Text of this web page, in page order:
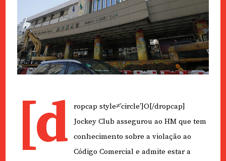
[d
ropcap style≠’circle’]O[/dropcap]
Jockey Club assegurou ao HM que tem
conhecimento sobre a violação ao
Código Comercial e admite estar a